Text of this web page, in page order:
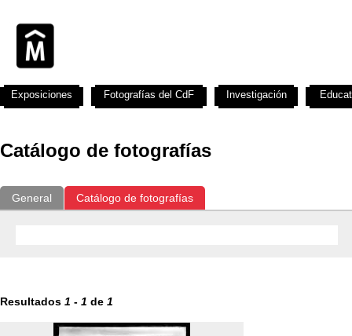
Catálogo de fotografías
General Catálogo de fotografías
Resultados 1 - 1 de 1
Exposiciones Fotografías del CdF Investigación